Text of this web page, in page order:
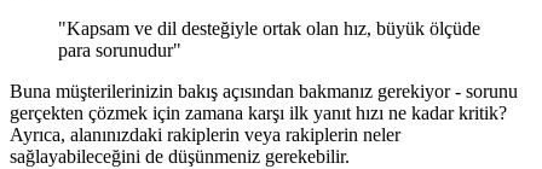
"Kapsam ve dil desteğiyle ortak olan hız, büyük ölçüde
para sorunudur"
Buna müşterilerinizin bakış açısından bakmanız gerekiyor - sorunu
gerçekten çözmek için zamana karşı ilk yanıt hızı ne kadar kritik?
Ayrıca, alanınızdaki rakiplerin veya rakiplerin neler
sağlayabileceğini de düşünmeniz gerekebilir.